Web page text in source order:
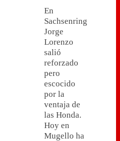
En
Sachsenring
Jorge
Lorenzo
salió
reforzado
pero
escocido
por la
ventaja de
las Honda.
Hoy en
Mugello ha